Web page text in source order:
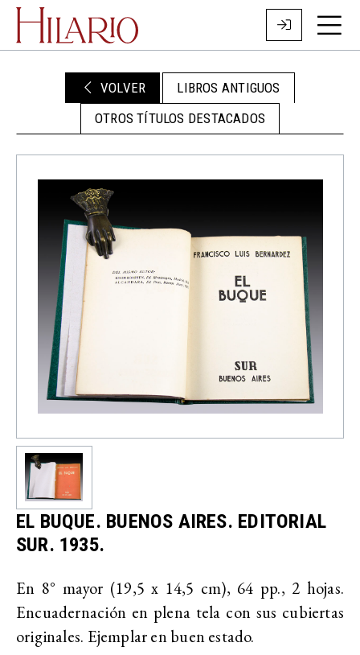
VOLVER
LIBROS ANTIGUOS
OTROS TÍTULOS DESTACADOS
EL BUQUE. BUENOS AIRES. EDITORIAL
SUR. 1935.
En 8° mayor (19,5 x 14,5 cm), 64 pp., 2 hojas.
Encuadernación en plena tela con sus cubiertas
originales. Ejemplar en buen estado.